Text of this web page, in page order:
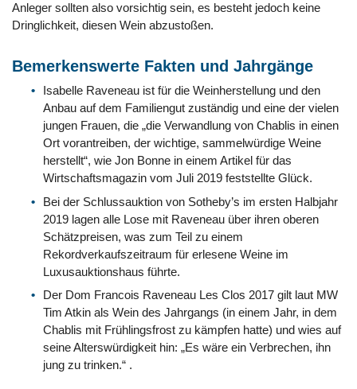
Anleger sollten also vorsichtig sein, es besteht jedoch keine
Dringlichkeit, diesen Wein abzustoßen.
Bemerkenswerte Fakten und Jahrgänge
Isabelle Raveneau ist für die Weinherstellung und den
Anbau auf dem Familiengut zuständig und eine der vielen
jungen Frauen, die „die Verwandlung von Chablis in einen
Ort vorantreiben, der wichtige, sammelwürdige Weine
herstellt“, wie Jon Bonne in einem Artikel für das
Wirtschaftsmagazin vom Juli 2019 feststellte Glück.
Bei der Schlussauktion von Sotheby’s im ersten Halbjahr
2019 lagen alle Lose mit Raveneau über ihren oberen
Schätzpreisen, was zum Teil zu einem
Rekordverkaufszeitraum für erlesene Weine im
Luxusauktionshaus führte.
Der Dom Francois Raveneau Les Clos 2017 gilt laut MW
Tim Atkin als Wein des Jahrgangs (in einem Jahr, in dem
Chablis mit Frühlingsfrost zu kämpfen hatte) und wies auf
seine Alterswürdigkeit hin: „Es wäre ein Verbrechen, ihn
jung zu trinken.“ .